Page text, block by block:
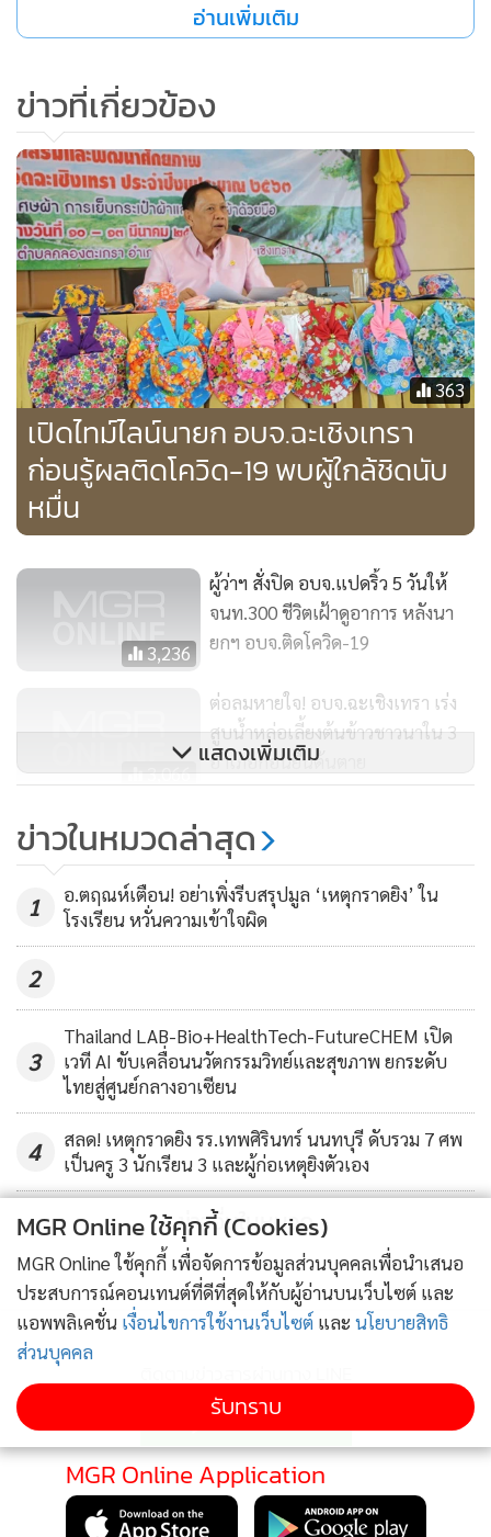
วันที่ 7 มีนาคม
- งานแต่งงาน วัดไชยธารประชาบำรุง
- งานแต่งงาน โรงเรียนเบญจม 4 ต.บางเตย
- งานประจำปี วัดไผ่แก้ว อ.แปลงยาว
- งานประจำปี วัดสนามจันทร์ อ.บ้านโพธิ์
- งานแต่งงาน วิหารแปดเซียน 2 งาน
- งานฌาปนกิจศพที่วัดดงยาง
วันที่ 6 มีนาคม
- ร่วมทำบุญสนามชนไก่
- โรงพยาบาลส่งเสริมสุขภาพประจำตำบลบ้านนาโพธิ์
อ.สนามชัยเขต
อ่านเพิ่มเติม
ข่าวที่เกี่ยวข้อง
363
เปิดไทม์ไลน์นายก อบจ.ฉะเชิงเทรา
ก่อนรู้ผลติดโควิด-19 พบผู้ใกล้ชิดนับ
หมื่น
3,236
ผู้ว่าฯ สั่งปิด อบจ.แปดริ้ว 5 วันให้
จนท.300 ชีวิตเฝ้าดูอาการ หลังนา
ยกฯ อบจ.ติดโควิด-19
3,066
ต่อลมหายใจ! อบจ.ฉะเชิงเทรา​ เร่ง
สูบน้ำหล่อเลี้ยงต้นข้าวชาวนาใน​ 3​
อำเภอก่อนยืนต้นตาย
16,085
กลุ่มสนามมวยติดรวด 9 คน ในผับ
เจออีก 8 คน
แสดงเพิ่มเติม
ข่าวในหมวดล่าสุด
1
อ.ตฤณห์เตือน! อย่าเพิ่งรีบสรุปมูล ‘เหตุกราดยิง’ ใน
โรงเรียน หวั่นความเข้าใจผิด
2
3
Thailand LAB-Bio+HealthTech-FutureCHEM เปิด
เวที AI ขับเคลื่อนนวัตกรรมวิทย์และสุขภาพ ยกระดับ
ไทยสู่ศูนย์กลางอาเซียน
4
สลด! เหตุกราดยิง รร.เทพศิรินทร์ นนทบุรี ดับรวม 7 ศพ
เป็นครู 3 นักเรียน 3 และผู้ก่อเหตุยิงตัวเอง
ข่าวอื่นในหมวด
MGR Online Application
MGR Online ใช้คุกกี้ (Cookies)
MGR Online ใช้คุกกี้ เพื่อจัดการข้อมูลส่วนบุคคลเพื่อนำเสนอ
ประสบการณ์คอนเทนต์ที่ดีที่สุดให้กับผู้อ่านบนเว็บไซต์ และ
แอพพลิเคชั่น เงื่อนไขการใช้งานเว็บไซต์ และ นโยบายสิทธิ
ส่วนบุคคล
รับทราบ